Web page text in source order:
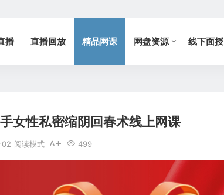
播 直播回放 精品网课 网盘资源 线下面授
女性私密缩阴回春术线上网课
499
阅读模式